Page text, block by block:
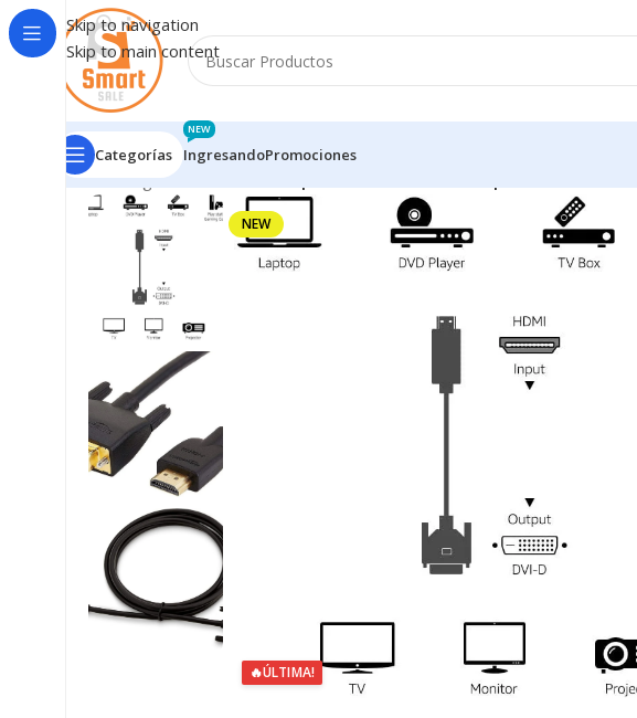
Skip to navigation
Skip to main content
Categorías Ingresando
NEW
Promociones
Inicio/Ingresando
NEW
🔥ÚLTIMA!